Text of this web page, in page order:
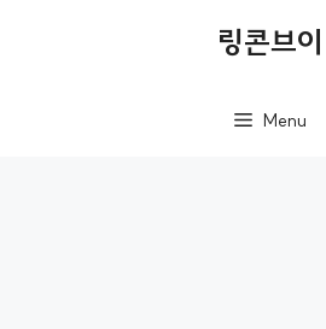
링콘브이
Menu